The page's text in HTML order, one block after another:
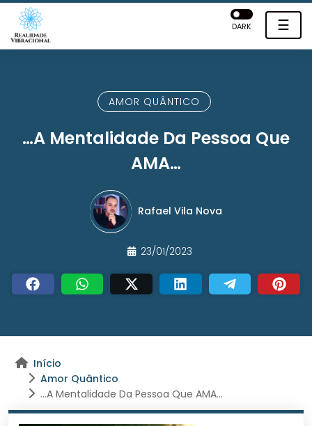
☰
DARK
AMOR QUÂNTICO
…A Mentalidade Da Pessoa Que
AMA…
Rafael Vila Nova
23/01/2023
Início
Amor Quântico
…A Mentalidade Da Pessoa Que AMA…